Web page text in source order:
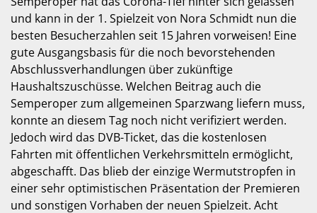
und kann in der 1. Spielzeit von Nora Schmidt nun die
besten Besucherzahlen seit 15 Jahren vorweisen! Eine
gute Ausgangsbasis für die noch bevorstehenden
Abschlussverhandlungen über zukünftige
Haushaltszuschüsse. Welchen Beitrag auch die
Semperoper zum allgemeinen Sparzwang liefern muss,
konnte an diesem Tag noch nicht verifiziert werden.
Jedoch wird das DVB-Ticket, das die kostenlosen
Fahrten mit öffentlichen Verkehrsmitteln ermöglicht,
abgeschafft. Das blieb der einzige Wermutstropfen in
einer sehr optimistischen Präsentation der Premieren
und sonstigen Vorhaben der neuen Spielzeit. Acht